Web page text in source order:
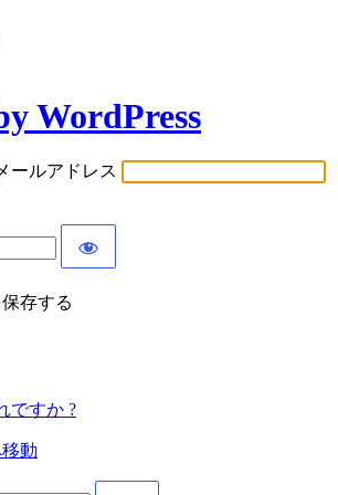
WordPress
ールアドレス
存する
ですか ?
動